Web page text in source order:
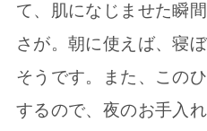
て、肌になじませた瞬
さが。朝に使えば、寝
そうです。また、この
するので、夜のお手入